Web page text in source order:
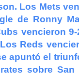
Los Mets
de Ronny
vencieron
Reds
apuntó el
sobre San